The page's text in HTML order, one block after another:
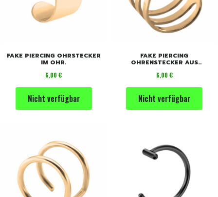
FAKE PIERCING OHRSTECKER
IM OHR.
Preis
6,00 €
Nicht verfügbar
FAKE PIERCING
OHRENSTECKER AUS
Preis
6,00 €
Nicht verfügbar